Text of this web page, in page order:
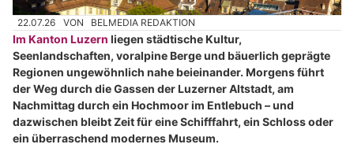
22.07.26 VON BELMEDIA REDAKTION
Im Kanton Luzern liegen städtische Kultur,
Seenlandschaften, voralpine Berge und bäuerlich geprägte
Regionen ungewöhnlich nahe beieinander. Morgens führt
der Weg durch die Gassen der Luzerner Altstadt, am
Nachmittag durch ein Hochmoor im Entlebuch – und
dazwischen bleibt Zeit für eine Schifffahrt, ein Schloss oder
ein überraschend modernes Museum.